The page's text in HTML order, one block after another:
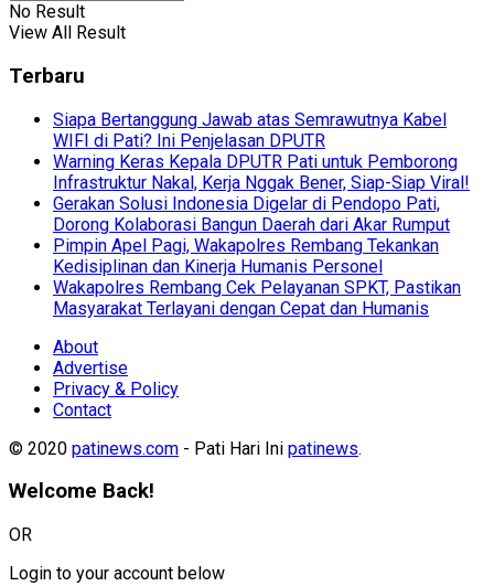
No Result
View All Result
Terbaru
Siapa Bertanggung Jawab atas Semrawutnya Kabel
WIFI di Pati? Ini Penjelasan DPUTR
Warning Keras Kepala DPUTR Pati untuk Pemborong
Infrastruktur Nakal, Kerja Nggak Bener, Siap-Siap Viral!
Gerakan Solusi Indonesia Digelar di Pendopo Pati,
Dorong Kolaborasi Bangun Daerah dari Akar Rumput
Pimpin Apel Pagi, Wakapolres Rembang Tekankan
Kedisiplinan dan Kinerja Humanis Personel
Wakapolres Rembang Cek Pelayanan SPKT, Pastikan
Masyarakat Terlayani dengan Cepat dan Humanis
About
Advertise
Privacy & Policy
Contact
© 2020 patinews.com - Pati Hari Ini patinews.
Welcome Back!
OR
Login to your account below